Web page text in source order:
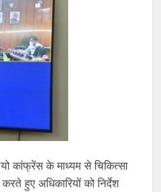
कांफ्रेंस के माध्यम से चिकित्सा
करते हुए अधिकारियों को निर्देश